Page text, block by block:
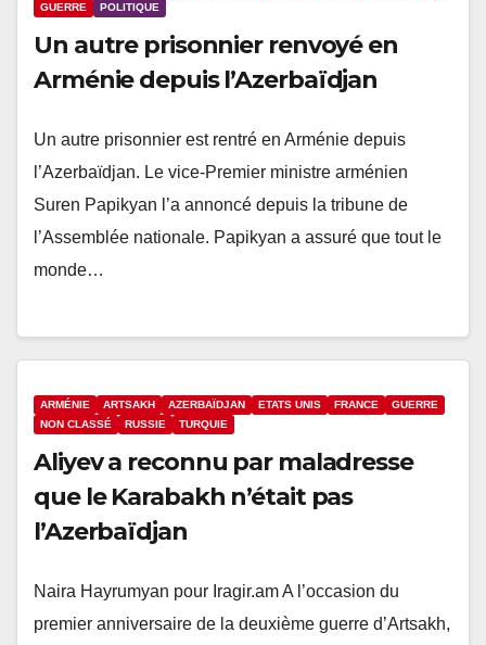
GUERRE
POLITIQUE
Un autre prisonnier renvoyé en
Arménie depuis l’Azerbaïdjan
Un autre prisonnier est rentré en Arménie depuis
l’Azerbaïdjan. Le vice-Premier ministre arménien
Suren Papikyan l’a annoncé depuis la tribune de
l’Assemblée nationale. Papikyan a assuré que tout le
monde…
ARMÉNIE ARTSAKH AZERBAÏDJAN ETATS UNIS FRANCE
GUERRE
NON CLASSÉ
RUSSIE TURQUIE
Aliyev a reconnu par maladresse
que le Karabakh n’était pas
l’Azerbaïdjan
Naira Hayrumyan pour Iragir.am A l’occasion du
premier anniversaire de la deuxième guerre d’Artsakh,